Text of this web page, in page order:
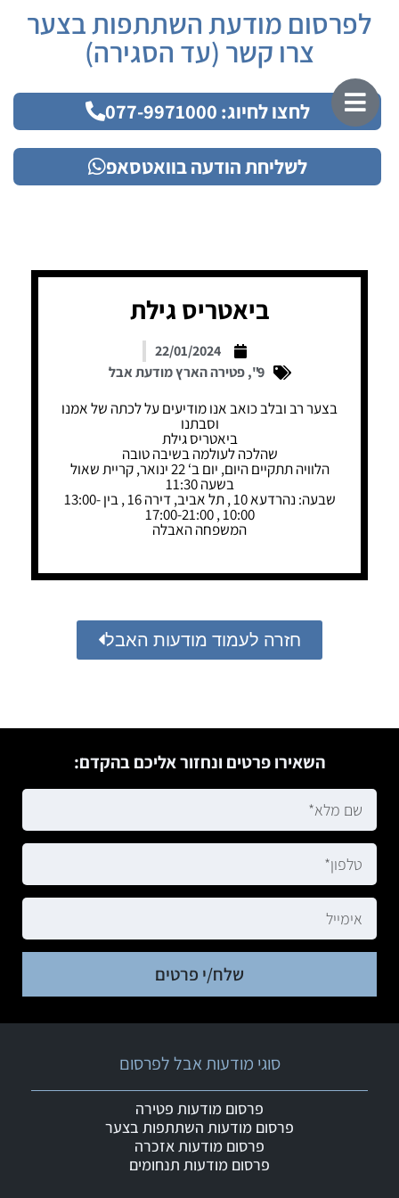
לפרסום מודעת השתתפות בצער
צרו קשר (עד הסגירה)
לחצו לחיוג: 077-9971000
לשליחת הודעה בוואטסאפ
ביאטריס גילת
22/01/2024
9"
,פטירה הארץ מודעת אבל
בצער רב ובלב כואב אנו מודיעים על לכתה של אמנו
וסבתנו
ביאטריס גילת
שהלכה לעולמה בשיבה טובה
הלוויה תתקיים היום, יום ב‘ 22 ינואר, קריית שאול
בשעה 11:30
שבעה: נהרדעא 10 , תל אביב, דירה 16 , בין 13:00-
10:00 , 17:00-21:00
המשפחה האבלה
חזרה לעמוד מודעות האבל
השאירו פרטים ונחזור אליכם בהקדם:
שלח/י פרטים
סוגי מודעות אבל לפרסום
פרסום מודעות פטירה
פרסום מודעות השתתפות בצער
פרסום מודעות אזכרה
פרסום מודעות תנחומים